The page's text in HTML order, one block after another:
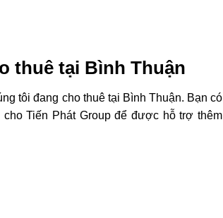
thuê tại Bình Thuận
tôi đang cho thuê tại Bình Thuận. Bạn có
Tiến Phát Group để được hỗ trợ thêm